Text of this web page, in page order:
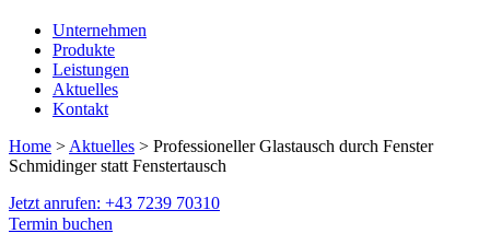
Unternehmen
Produkte
Leistungen
Aktuelles
Kontakt
Home > Aktuelles > Professioneller Glastausch durch Fenster
Schmidinger statt Fenstertausch
Jetzt anrufen: +43 7239 70310
Termin buchen